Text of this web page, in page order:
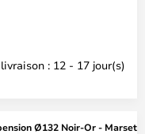
: 12 - 17 jour(s)
Ø132 Noir-Or - Marset